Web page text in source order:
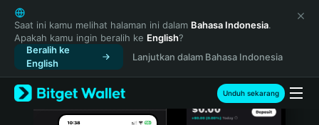
English
日本語
Tiếng Việt
Русский
Español (Latinoamérica)
Türkçe
Italiano
Saat ini kamu melihat halaman ini dalam Bahasa Indonesia.
Apakah kamu ingin beralih ke English?
Beralih ke
English
Lanjutkan dalam Bahasa Indonesia
Unduh sekarang